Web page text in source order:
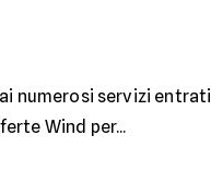
numerosi servizi
Wind per...